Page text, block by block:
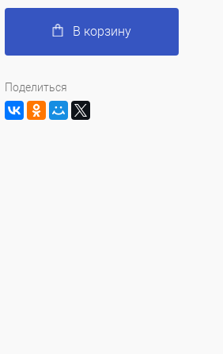
В корзину
Поделиться